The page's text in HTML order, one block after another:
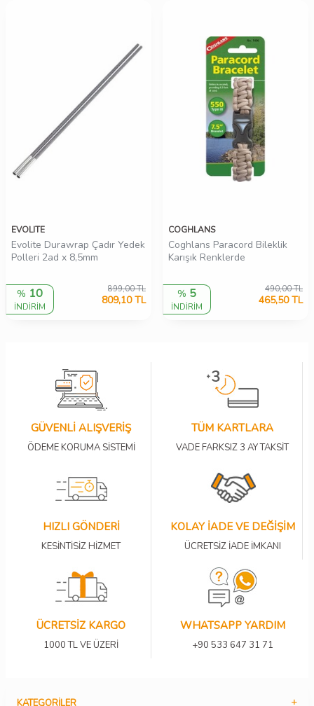
EVOLITE
Evolite Durawrap Çadır Yedek
Polleri 2ad x 8,5mm
% 10
İNDİRİM
899,00TL
809,10TL
COGHLANS
Coghlans Paracord Bileklik
Karışık Renklerde
% 5
İNDİRİM
490,00TL
465,50TL
GÜVENLİ ALIŞVERİŞ
ÖDEME KORUMA SİSTEMİ
TÜM KARTLARA
VADE FARKSIZ 3 AY TAKSİT
HIZLI GÖNDERİ
KESİNTİSİZ HİZMET
KOLAY İADE VE DEĞİŞİM
ÜCRETSİZ İADE İMKANI
ÜCRETSİZ KARGO
1000 TL VE ÜZERİ
WHATSAPP YARDIM
+90 533 647 31 71
KATEGORILER